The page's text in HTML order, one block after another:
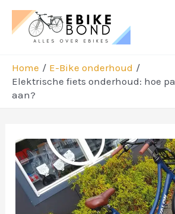
naar
Home
E-Bike onderhoud
Elektrische fiets onderhoud: hoe
aan?